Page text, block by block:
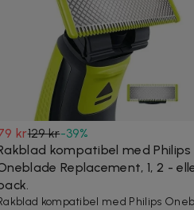
kr129 kr-39%
kompatibel med Philips
Replacement, 1, 2 -
kompatibel med Philips